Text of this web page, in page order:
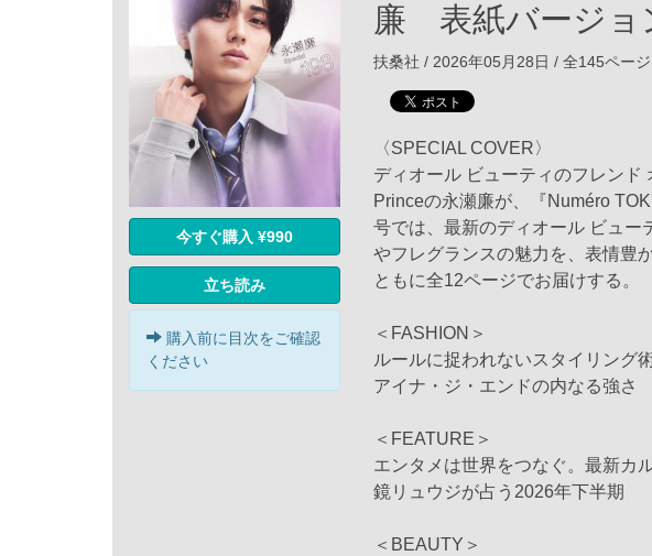
今すぐ購入 ¥990
立ち読み
購入前に目次をご確認
ください
廉 表紙バージョ
扶桑社 / 2026年05月28日 / 全145ページ
〈SPECIAL COVER〉
ディオール ビューティのフレンド
Princeの永瀬廉が、『Numéro
号では、最新のディオール ビュー
やフレグランスの魅力を、表情豊
ともに全12ページでお届けする。
＜FASHION＞
ルールに捉われないスタイリング
アイナ・ジ・エンドの内なる強さ
＜FEATURE＞
エンタメは世界をつなぐ。最新カ
鏡リュウジが占う2026年下半期
＜BEAUTY＞